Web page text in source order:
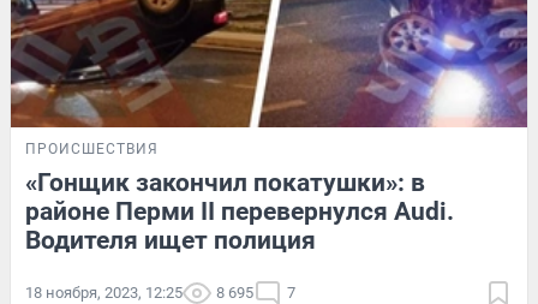
ПРОИСШЕСТВИЯ
«Гонщик закончил покатушки»: в
районе Перми II перевернулся Audi.
Водителя ищет полиция
18 ноября, 2023, 12:25 8 695 7